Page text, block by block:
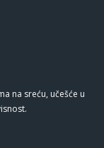
na sreću, učešće u